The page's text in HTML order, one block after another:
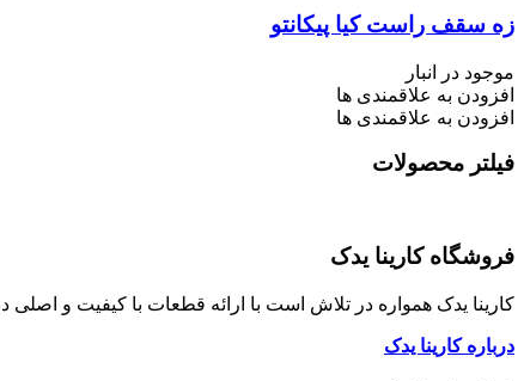
زه سقف راست کیا پیکانتو
موجود در انبار
افزودن به علاقمندی ها
افزودن به علاقمندی ها
فیلتر محصولات
فروشگاه کارینا یدک
کارینا یدک همواره در تلاش است با ارائه قطعات با کیفیت و
درباره کارینا یدک